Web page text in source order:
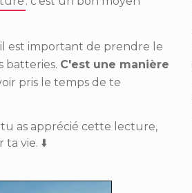
est important de prendre le
batteries. C'est une manière
pris le temps de te
as apprécié cette lecture,
ta vie. ⬇️